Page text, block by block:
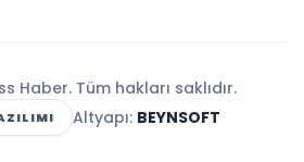
Haber. Tüm hakları saklıdır.
Altyapı: BEYNSOFT